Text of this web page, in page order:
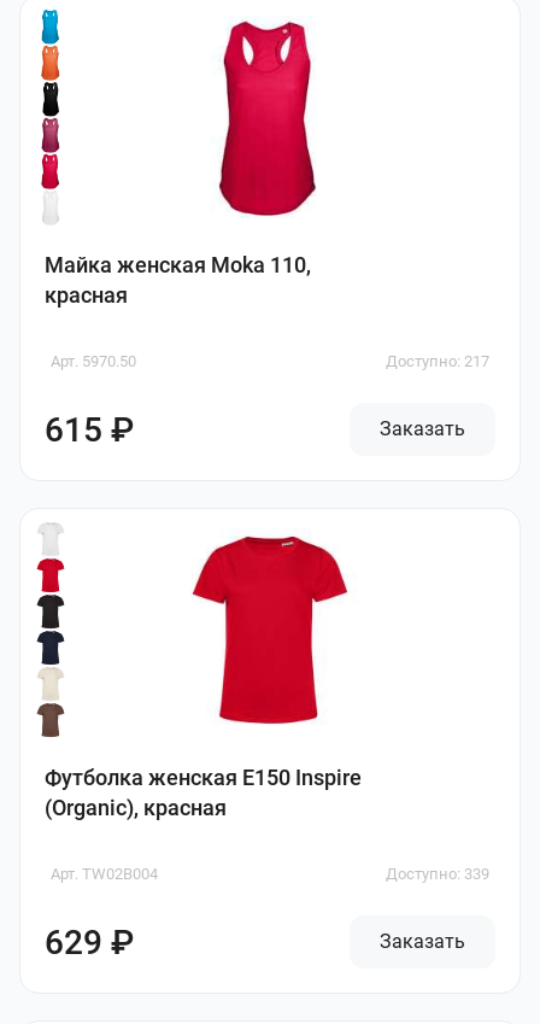
Майка женская Moka 110,
красная
Арт. 5970.50 Доступно: 217
615 ₽ Заказать
Футболка женская E150 Inspire
(Organic), красная
Арт. TW02B004 Доступно: 339
629 ₽ Заказать